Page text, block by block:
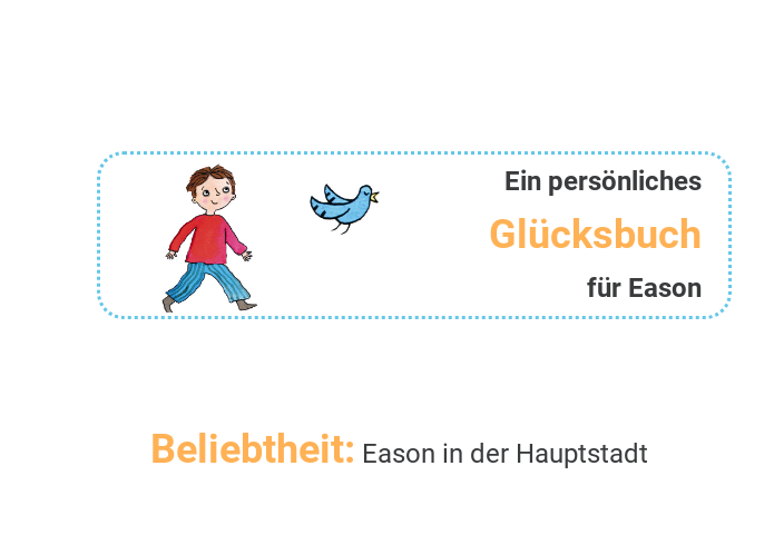
Ein persönliches
Glücksbuch
für Eason
Beliebtheit: Eason in der Hauptstadt